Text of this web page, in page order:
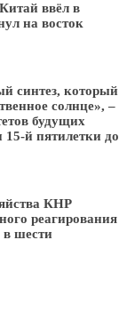
ввёл в
на восток
синтез, который
солнце», –
будущих
й пятилетки до
КНР
реагирования
в шести